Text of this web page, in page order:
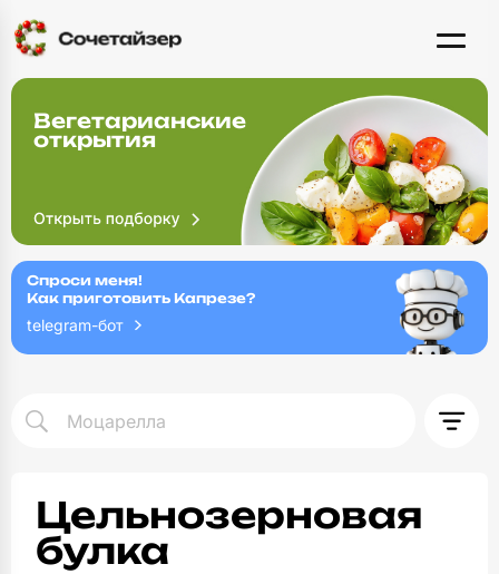
Вегетарианские
открытия
Спроси меня!
Как приготовить Капрезе?
telegram-бот
Цельнозерновая
булка